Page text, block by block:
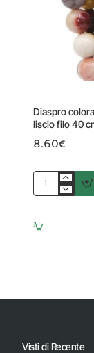
Diaspro
liscio filo 40
8.60€
Diaspro
colorato
A+
8
cm
Visti di Recente